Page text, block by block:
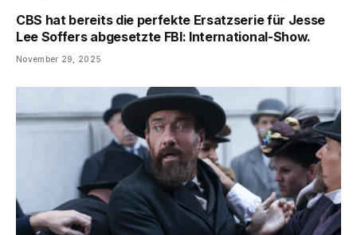
CBS hat bereits die perfekte Ersatzserie für Jesse
Lee Soffers abgesetzte FBI: International-Show.
November 29, 2025